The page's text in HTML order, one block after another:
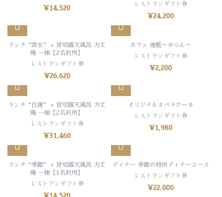
¥14,520
レストランギフト券
¥24,200
ランチ“雲水” + 貸切露天風呂 方丈
庵 一棟【2名利用】
レストランギフト券
¥26,620
カフェ 伽藍～がらん～
レストランギフト券
¥2,200
ランチ“白蓮” + 貸切露天風呂 方丈
庵 一棟【2名利用】
レストランギフト券
¥31,460
オリジナルオペラケーキ
レストランギフト券
¥1,980
ランチ“季節” + 貸切露天風呂 方丈
庵 一棟【1名利用】
レストランギフト券
¥14,520
ディナー 季節の特別ディナーコース
レストランギフト券
¥22,000